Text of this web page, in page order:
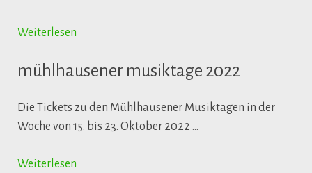
Weiterlesen
mühlhausener musiktage 2022
Die Tickets zu den Mühlhausener Musiktagen in der
Woche von 15. bis 23. Oktober 2022 …
Weiterlesen